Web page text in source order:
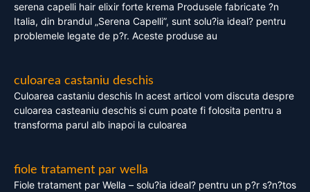
serena capelli hair elixir forte krema Produsele fabricate ?n
Italia, din brandul „Serena Capelli”, sunt solu?ia ideal? pentru
problemele legate de p?r. Aceste produse au
culoarea castaniu deschis
Culoarea castaniu deschis In acest articol vom discuta despre
culoarea casteaniu deschis si cum poate fi folosita pentru a
transforma parul alb inapoi la culoarea
fiole tratament par wella
Fiole tratament par Wella – solu?ia ideal? pentru un p?r s?n?tos